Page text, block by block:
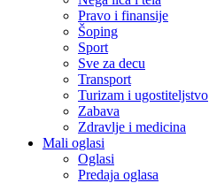
Pravo i finansije
Šoping
Sport
Sve za decu
Transport
Turizam i ugostiteljstvo
Zabava
Zdravlje i medicina
Mali oglasi
Oglasi
Predaja oglasa